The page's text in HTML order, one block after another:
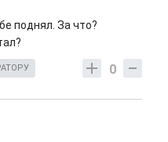
поднял. За что?
0